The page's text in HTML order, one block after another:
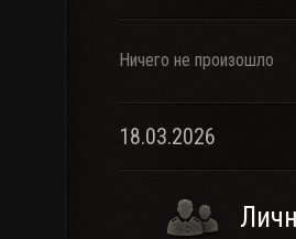
Ничего не произошло
18.03.2026